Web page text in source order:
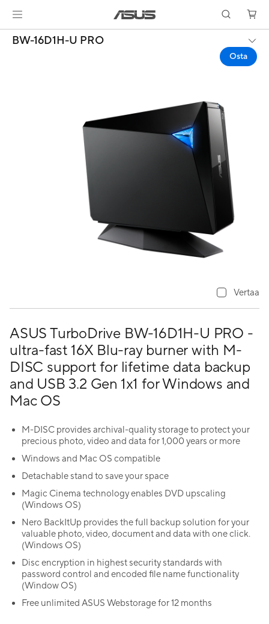
BW-16D1H-U PRO
Osta
ASUS TurboDrive BW-16D1H-U PRO -
ultra-fast 16X Blu-ray burner with M-
DISC support for lifetime data backup
and USB 3.2 Gen 1x1 for Windows and
Mac OS
M-DISC provides archival-quality storage to protect your
precious photo, video and data for 1,000 years or more
Windows and Mac OS compatible
Detachable stand to save your space
Magic Cinema technology enables DVD upscaling
(Windows OS)
Nero BackItUp provides the full backup solution for your
valuable photo, video, document and data with one click.
(Windows OS)
Disc encryption in highest security standards with
password control and encoded file name functionality
(Window OS)
Free unlimited ASUS Webstorage for 12 months
Vertaa